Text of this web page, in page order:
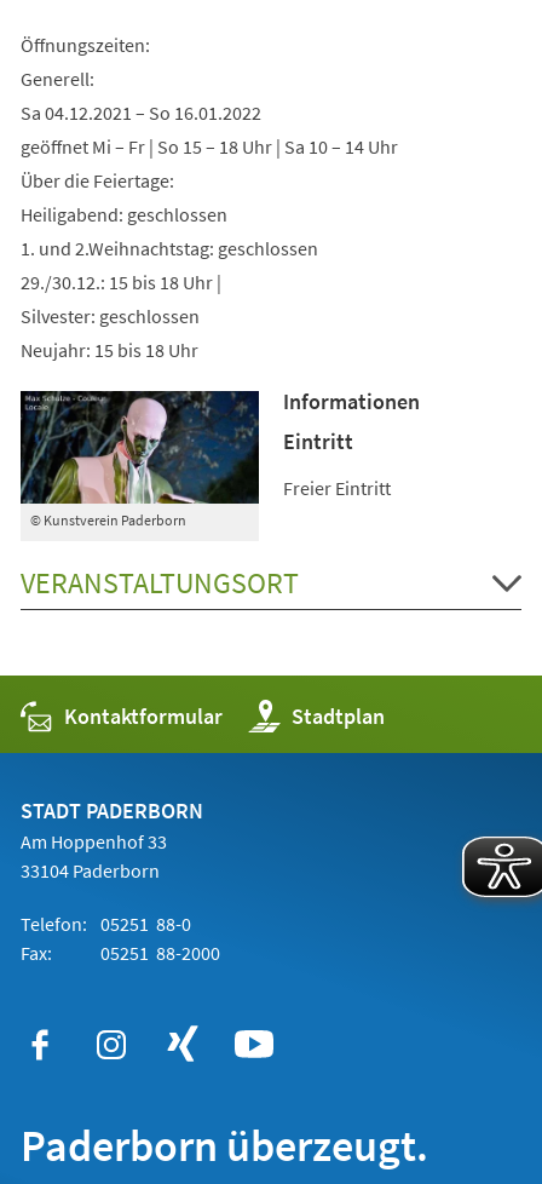
Öffnungszeiten:
Generell:
Sa 04.12.2021 – So 16.01.2022
geöffnet Mi – Fr | So 15 – 18 Uhr | Sa 10 – 14 Uhr
Über die Feiertage:
Heiligabend: geschlossen
1. und 2.Weihnachtstag: geschlossen
29./30.12.: 15 bis 18 Uhr |
Silvester: geschlossen
Neujahr: 15 bis 18 Uhr
© Kunstverein Paderborn
Informationen
Eintritt
Freier Eintritt
VERANSTALTUNGSORT
Kontaktformular Stadtplan
(Öffnet
in
einem
STADT PADERBORN
Am Hoppenhof 33
33104 Paderborn
Telefon: 05251 88-0
Fax:
05251 88-2000
Paderborn überzeugt.